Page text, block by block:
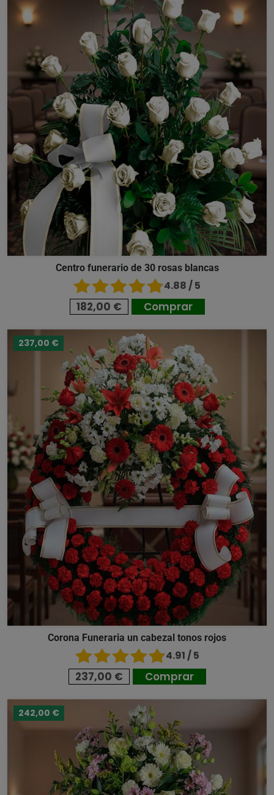
Centro funerario de 30 rosas blancas
4.88 / 5
182,00 € Comprar
237,00 €
Corona Funeraria un cabezal tonos rojos
4.91 / 5
237,00 € Comprar
242,00 €